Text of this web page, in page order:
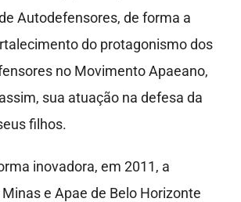
Autodefensores, de forma a
do protagonismo dos
no Movimento Apaeano,
sua atuação na defesa da
filhos.
inovadora, em 2011, a
e Apae de Belo Horizonte